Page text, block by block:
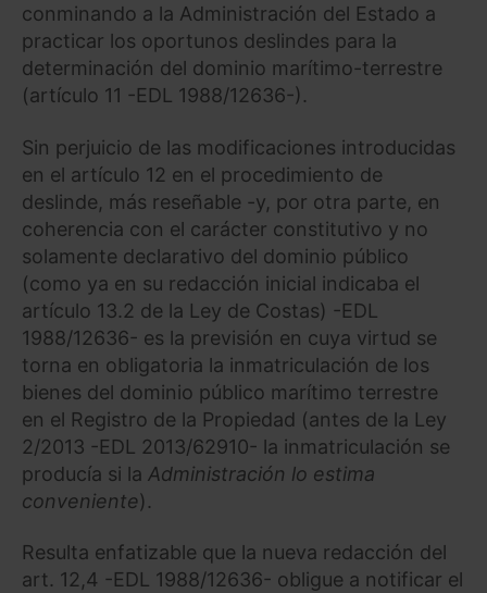
conminando a la Administración del Estado a
practicar los oportunos deslindes para la
determinación del dominio marítimo-terrestre
(artículo 11 -EDL 1988/12636-).
Sin perjuicio de las modificaciones introducidas
en el artículo 12 en el procedimiento de
deslinde, más reseñable -y, por otra parte, en
coherencia con el carácter constitutivo y no
solamente declarativo del dominio público
(como ya en su redacción inicial indicaba el
artículo 13.2 de la Ley de Costas) -EDL
1988/12636- es la previsión en cuya virtud se
torna en obligatoria la inmatriculación de los
bienes del dominio público marítimo terrestre
en el Registro de la Propiedad (antes de la Ley
2/2013 -EDL 2013/62910- la inmatriculación se
producía si la Administración lo estima
conveniente).
Resulta enfatizable que la nueva redacción del
art. 12,4 -EDL 1988/12636- obligue a notificar el